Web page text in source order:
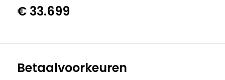
€ 33.699
Betaalvoorkeuren